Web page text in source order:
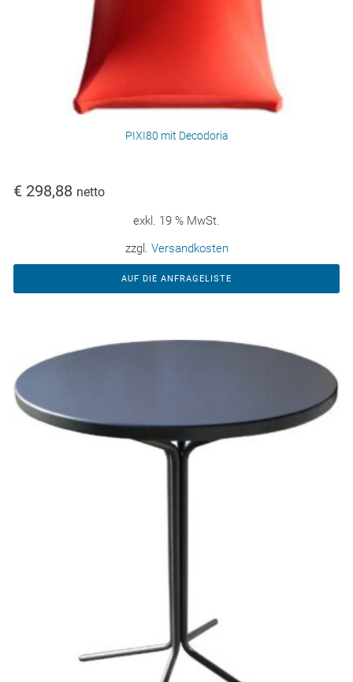
PIXI80 mit Decodoria
€ 298,88 netto
exkl. 19 % MwSt.
zzgl. Versandkosten
AUF DIE ANFRAGELISTE